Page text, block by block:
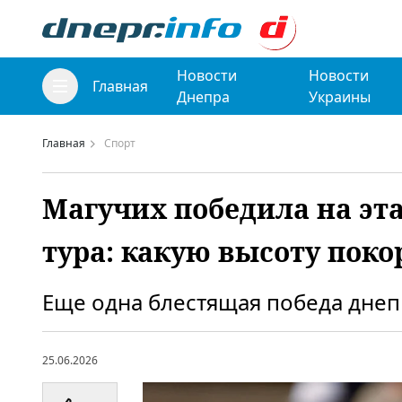
Главная
Новости
Днепра
Новости
Украины
Главная Спорт
Магучих победила на
тура: какую высоту
Еще одна блестящая победа
25.06.2026